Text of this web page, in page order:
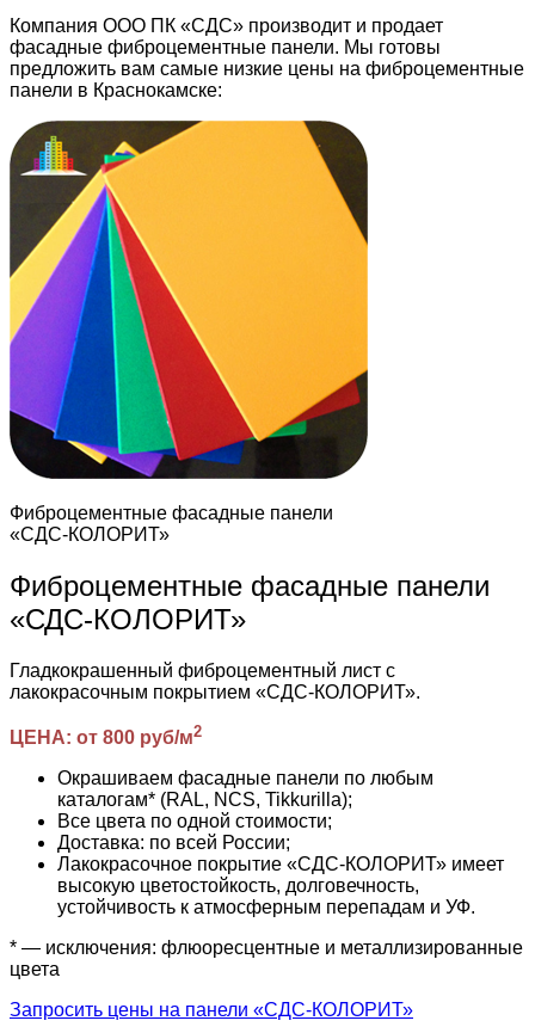
Компания ООО ПК «СДС» производит и продает
фасадные фиброцементные панели. Мы готовы
предложить вам самые низкие цены на фиброцементные
панели в Краснокамске:
Фиброцементные фасадные панели
«СДС-КОЛОРИТ»
Фиброцементные фасадные панели
«СДС-КОЛОРИТ»
Гладкокрашенный фиброцементный лист с
лакокрасочным покрытием «СДС-КОЛОРИТ».
ЦЕНА: от 800 руб/м2
Окрашиваем фасадные панели по любым
каталогам* (RAL, NCS, Tikkurilla);
Все цвета по одной стоимости;
Доставка: по всей России;
Лакокрасочное покрытие «СДС-КОЛОРИТ» имеет
высокую цветостойкость, долговечность,
устойчивость к атмосферным перепадам и УФ.
* — исключения: флюоресцентные и металлизированные
цвета
Запросить цены на панели «СДС-КОЛОРИТ»